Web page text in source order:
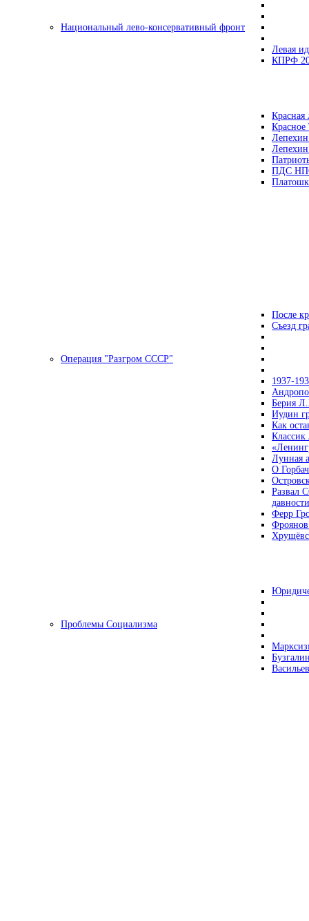
Национальный лево-консервативный фронт
Левая
КПРФ
Красная
ПДС
После
Съезд
Операция "Разгром СССР"
1937-
Берия
Иудин
Как
Лунная
О
Развал
давности
Ферр
Проблемы Социализма